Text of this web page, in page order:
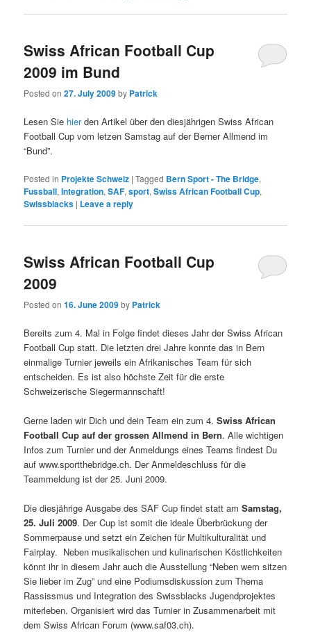
Swiss African Football Cup
2009 im Bund
Posted on27. July 2009by Patrick
Lesen Sie hierden Artikel über den diesjährigen Swiss African
Football Cup vom letzen Samstag auf der Berner Allmend im
“Bund”.
Posted in Projekte Schweiz |Tagged Bern Sport - The Bridge,
Fussball,Integration,SAF,sport,Swiss African Football Cup,
Swissblacks | Leave a reply
Swiss African Football Cup
2009
Posted on16. June 2009by Patrick
Bereits zum 4. Mal in Folge findet dieses Jahr der Swiss African
Football Cup statt. Die letzten drei Jahre konnte das in Bern
einmalige Turnier jeweils ein Afrikanisches Team für sich
entscheiden. Es ist also höchste Zeit für die erste
Schweizerische Siegermannschaft!
Gerne laden wir Dich und dein Team ein zum 4.Swiss African
Football Cup auf der grossen Allmend in Bern. Alle wichtigen
Infos zum Turnier und der Anmeldungs eines Teams findest Du
auf www.sportthebridge.ch. Der Anmeldeschluss für die
Teammeldung ist der 25. Juni 2009.
Die diesjährige Ausgabe des SAF Cup findet statt amSamstag,
25. Juli 2009. Der Cup ist somit die ideale Überbrückung der
Sommerpause und setzt ein Zeichen für Multikulturalität und
Fairplay. Neben musikalischen und kulinarischen Köstlichkeiten
könnt ihr in diesem Jahr auch die Ausstellung “Neben wem sitzen
Sie lieber im Zug” und eine Podiumsdiskussion zum Thema
Rassissmus und Integration des Swissblacks Jugendprojektes
miterleben. Organisiert wird das Turnier in Zusammenarbeit mit
dem Swiss African Forum (www.saf03.ch).